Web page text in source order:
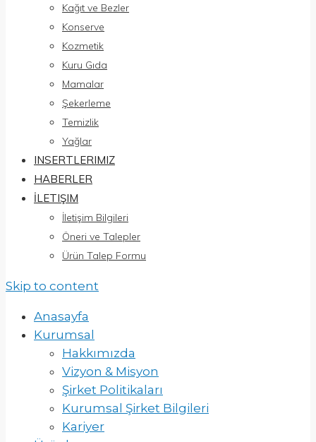
Kağıt ve Bezler
Konserve
Kozmetik
Kuru Gıda
Mamalar
Şekerleme
Temizlik
Yağlar
INSERTLERIMIZ
HABERLER
İLETIŞIM
İletişim Bilgileri
Öneri ve Talepler
Ürün Talep Formu
Skip to content
Anasayfa
Kurumsal
Hakkımızda
Vizyon & Misyon
Şirket Politikaları
Kurumsal Şirket Bilgileri
Kariyer